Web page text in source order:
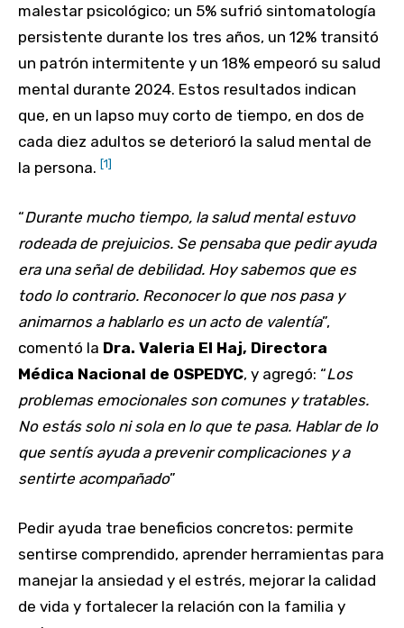
malestar psicológico; un 5% sufrió sintomatología
persistente durante los tres años, un 12% transitó
un patrón intermitente y un 18% empeoró su salud
mental durante 2024. Estos resultados indican
que, en un lapso muy corto de tiempo, en dos de
cada diez adultos se deterioró la salud mental de
la persona. [1]
“Durante mucho tiempo, la salud mental estuvo
rodeada de prejuicios. Se pensaba que pedir ayuda
era una señal de debilidad. Hoy sabemos que es
todo lo contrario. Reconocer lo que nos pasa y
animarnos a hablarlo es un acto de valentía”,
comentó la Dra. Valeria El Haj, Directora
Médica Nacional de OSPEDYC, y agregó: “Los
problemas emocionales son comunes y tratables.
No estás solo ni sola en lo que te pasa. Hablar de lo
que sentís ayuda a prevenir complicaciones y a
sentirte acompañado”
Pedir ayuda trae beneficios concretos: permite
sentirse comprendido, aprender herramientas para
manejar la ansiedad y el estrés, mejorar la calidad
de vida y fortalecer la relación con la familia y